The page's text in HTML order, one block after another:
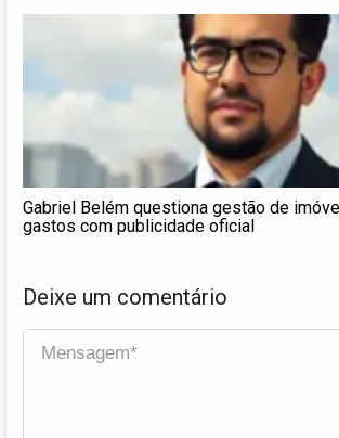
Gabriel Belém questiona gestão de
gastos com publicidade oficial
Deixe um comentário